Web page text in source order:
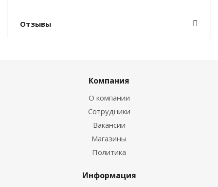
Отзывы
Компания
О компании
Сотрудники
Вакансии
Магазины
Политика
Информация